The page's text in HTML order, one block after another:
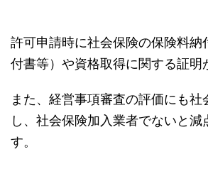
許可申請時に社会保険の保険料納
付書等）や資格取得に関する証明
また、経営事項審査の評価にも
し、社会保険加入業者でないと減
す。